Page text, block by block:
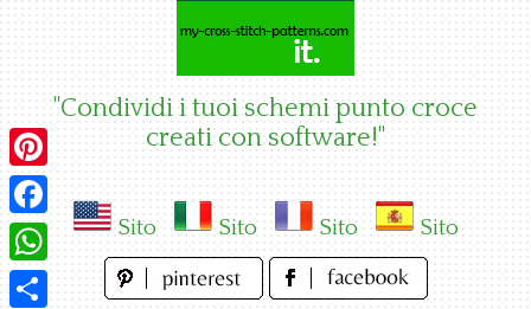
"Condividi i tuoi schemi punto croce
creati con software!"
Sito Sito Sito Sito
Pinterest
Facebook
WhatsApp